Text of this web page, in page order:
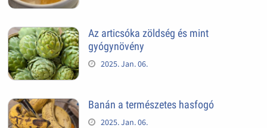
Az articsóka zöldség és mint
gyógynövény
2025. Jan. 06.
Banán a természetes hasfogó
2025. Jan. 06.